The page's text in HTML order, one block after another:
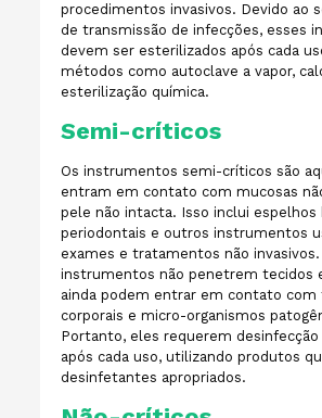
procedimentos invasivos. Devido ao
de transmissão de infecções, esses
devem ser esterilizados após cada
métodos como autoclave a vapor,
esterilização química.
Semi-críticos
Os instrumentos semi-críticos são
entram em contato com mucosas
pele não intacta. Isso inclui espelhos
periodontais e outros instrumentos
exames e tratamentos não
instrumentos não penetrem tecidos
ainda podem entrar em contato com
corporais e micro-organismos
Portanto, eles requerem
após cada uso, utilizando produtos
desinfetantes apropriados.